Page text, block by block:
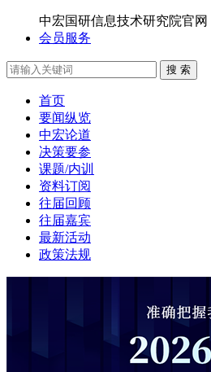
中宏国研信息技术研究院官网
会员服务
搜 索
首页
要闻纵览
中宏论道
决策要参
课题/内训
资料订阅
往届回顾
往届嘉宾
最新活动
政策法规